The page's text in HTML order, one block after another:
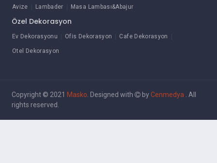
Avize Lambader Masa Lambası&Abajur
Özel Dekorasyon
Ev Dekorasyonu Ofis Dekorasyon Cafe Dekorasyon
Otel Dekorasyon
Copyright © 2021 Masko . Designed with byCenmedya
. All
rights reserved.